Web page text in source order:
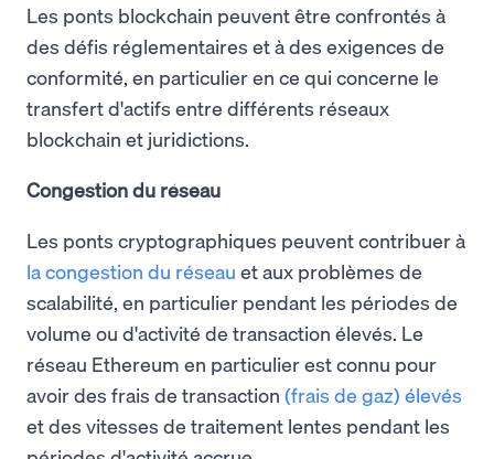
Les ponts blockchain peuvent être confrontés à
des défis réglementaires et à des exigences de
conformité, en particulier en ce qui concerne le
transfert d'actifs entre différents réseaux
blockchain et juridictions.
Congestion du réseau
Les ponts cryptographiques peuvent contribuer à
la congestion du réseau et aux problèmes de
scalabilité, en particulier pendant les périodes de
volume ou d'activité de transaction élevés. Le
réseau Ethereum en particulier est connu pour
avoir des frais de transaction (frais de gaz) élevés
et des vitesses de traitement lentes pendant les